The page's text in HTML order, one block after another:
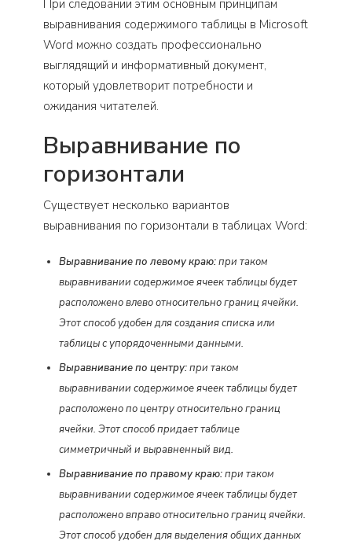
При следовании этим основным принципам
выравнивания содержимого таблицы в Microsoft
Word можно создать профессионально
выглядящий и информативный документ,
который удовлетворит потребности и
ожидания читателей.
Выравнивание по
горизонтали
Существует несколько вариантов
выравнивания по горизонтали в таблицах Word:
Выравнивание по левому краю:при таком
выравнивании содержимое ячеек таблицы будет
расположено влево относительно границ ячейки.
Этот способ удобен для создания списка или
таблицы с упорядоченными данными.
Выравнивание по центру:при таком
выравнивании содержимое ячеек таблицы будет
расположено по центру относительно границ
ячейки. Этот способ придает таблице
симметричный и выравненный вид.
Выравнивание по правому краю:при таком
выравнивании содержимое ячеек таблицы будет
расположено вправо относительно границ ячейки.
Этот способ удобен для выделения общих данных